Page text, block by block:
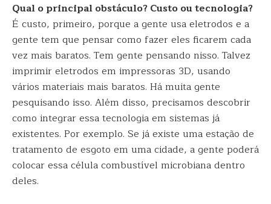
Qual o principal obstáculo? Custo ou tecnologia?
É custo, primeiro, porque a gente usa eletrodos e a
gente tem que pensar como fazer eles ficarem cada
vez mais baratos. Tem gente pensando nisso. Talvez
imprimir eletrodos em impressoras 3D, usando
vários materiais mais baratos. Há muita gente
pesquisando isso. Além disso, precisamos descobrir
como integrar essa tecnologia em sistemas já
existentes. Por exemplo. Se já existe uma estação de
tratamento de esgoto em uma cidade, a gente poderá
colocar essa célula combustível microbiana dentro
deles.